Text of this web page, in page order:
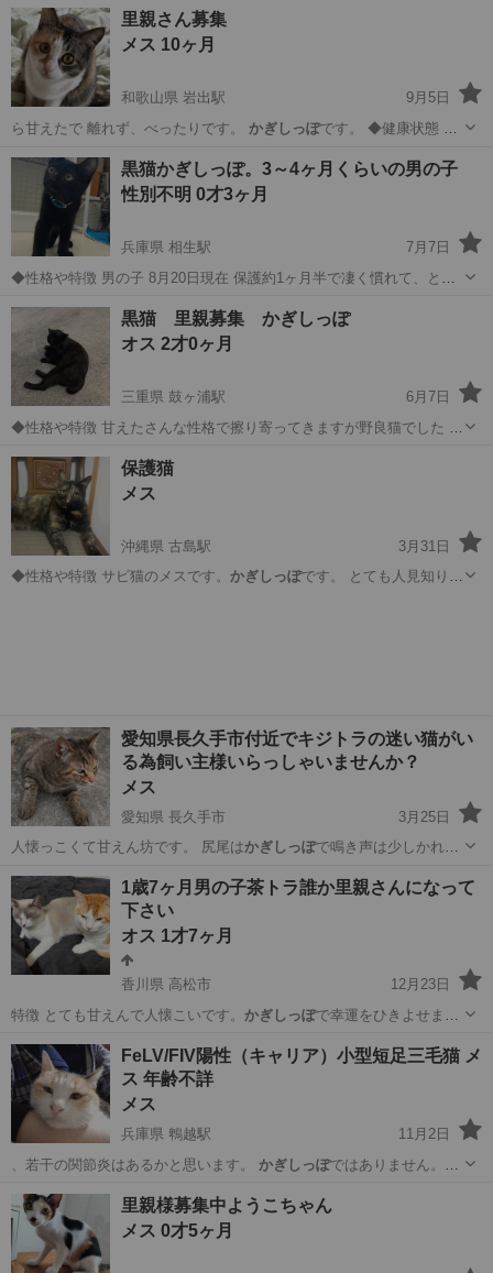
郡市力武13-7 ◆健康状態 ウィルス検査陰性 よく食べ・よく遊び・よ
く甘えてとっても...
福岡 小郡市 かぎしっぽ
里親さん募集
メス 10ヶ月
和歌山県 岩出駅
9月5日
ら甘えたで 離れず、べったりです。 かぎしっぽです。 ◆健康状態 10
和歌山 岩出市 岩出駅
黒猫かぎしっぽ。3～4ヶ月くらいの男の子
性別不明 0才3ヶ月
兵庫県 相生駅
7月7日
◆性格や特徴 男の子 8月20日現在 保護約1ヶ月半で凄く慣れて、とて
す。膝に乗って撫でられるのは好きで、よく甘えてスリスリしてきま
す。 自由に過ごした...
兵庫 相生市 相生駅 猫 かぎしっぽ
黒猫 里親募集 かぎしっぽ
オス 2才0ヶ月
三重県 鼓ヶ浦駅
6月7日
◆性格や特徴 甘えたさんな性格で擦り寄ってきますが野良猫でした と
元々奇形です よくなきます 病院で検査して病気等ありませんでした。
◆その他 飼い...
三重 鈴鹿市 鼓ヶ浦駅
保護猫
メス
沖縄県 古島駅
3月31日
◆性格や特徴 サビ猫のメスです。 かぎしっぽです。 とても人見知りし
愛知県長久手市付近でキジトラの迷い猫がい
る為飼い主様いらっしゃいませんか？
メス
愛知県 長久手市
3月25日
人懐っこくて甘えん坊です。 尻尾はかぎしっぽで鳴き声は少しかれて
愛知 長久手市 猫 迷い
1歳7ヶ月男の子茶トラ誰か里親さんになって
下さい
オス 1才7ヶ月
香川県 高松市
12月23日
特徴 とても甘えんで人懐こいです。 かぎしっぽで幸運をひきよせます
香川 高松市 1歳
FeLV/FIV陽性（キャリア）小型短足三毛猫 メ
ス 年齢不詳
メス
兵庫県 鵯越駅
11月2日
、若干の関節炎はあるかと思います。 かぎしっぽではありません。
兵庫 神戸市 鵯越駅 猫
里親様募集中ようこちゃん
メス 0才5ヶ月